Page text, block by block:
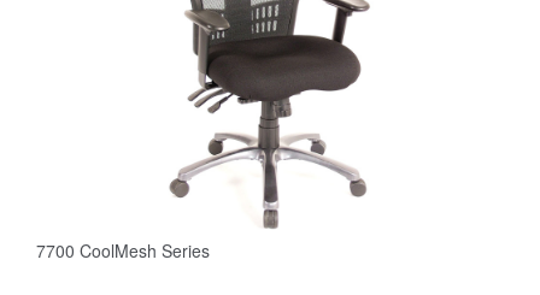
7700 CoolMesh Series